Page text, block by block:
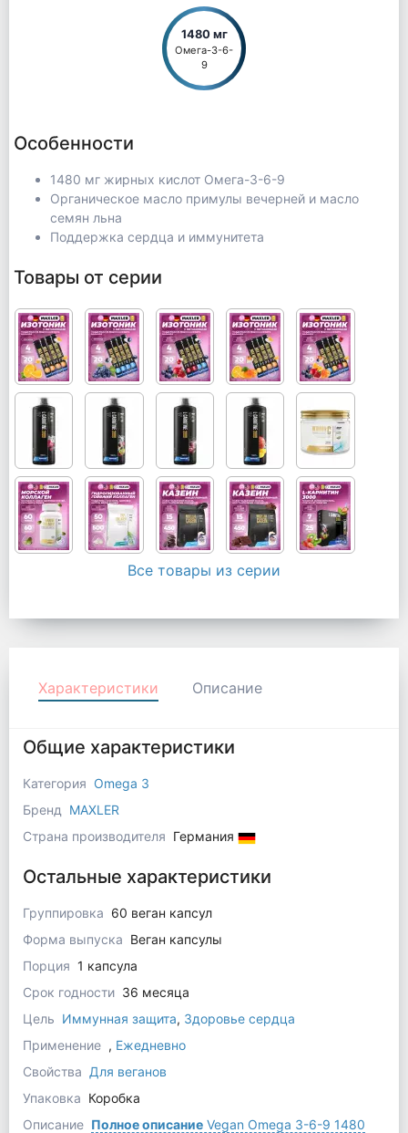
1480 мг
Омега-3-6-
9
Особенности
1480 мг жирных кислот Омега-3-6-9
Органическое масло примулы вечерней и масло
семян льна
Поддержка сердца и иммунитета
Товары от серии
Все товары из серии
Характеристики Описание
Общие характеристики
Категория Omega 3
Бренд MAXLER
Страна производителя Германия
Остальные характеристики
Группировка 60 веган капсул
Форма выпуска Веган капсулы
Порция 1 капсула
Срок годности 36 месяца
Цель Иммунная защита, Здоровье сердца
Применение , Ежедневно
Свойства Для веганов
Упаковка Коробка
Описание Полное описаниеVegan Omega 3-6-9 1480